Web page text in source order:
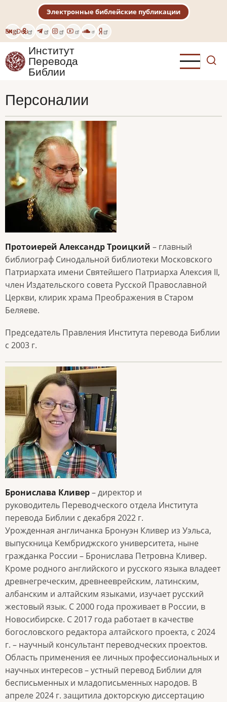
основному
содержанию
EngDeu
Электронные библейские публикации
Институт
Перевода
Библии
Персоналии
Протоиерей Александр Троицкий – главный
библиограф Синодальной библиотеки Московского
Патриархата имени Святейшего Патриарха Алексия II,
член Издательского совета Русской Православной
Церкви, клирик храма Преображения в Старом
Беляеве.
Председатель Правления Института перевода Библии
с 2003 г.
Бронислава Кливер– директор и
руководитель Переводческого отдела Института
перевода Библии с декабря 2022 г.
Урожденная англичанка Бронуэн Кливер из Уэльса,
выпускница Кембриджского университета, ныне
гражданка России – Бронислава Петровна Кливер.
Кроме родного английского и русского языка владеет
древнегреческим, древнееврейским, латинским,
албанским и алтайским языками, изучает русский
жестовый язык. С 2000 года проживает в России, в
Новосибирске. C 2017 года работает в качестве
богословского редактора алтайского проекта, с 2024
г. – научный консультант переводческих проектов.
Область применения ее личных профессиональных и
научных интересов – устный перевод Библии для
бесписьменных и младописьменных народов. В
апреле 2024 г. защитила докторскую диссертацию